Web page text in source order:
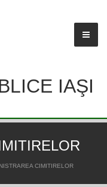
IAŞI
CIMITIRELOR